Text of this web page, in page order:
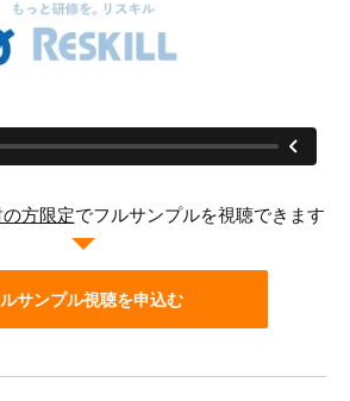
方限定でフルサンプルを視聴できます
サンプル視聴を申込む